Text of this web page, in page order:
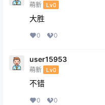
萌新 Lv0
大胜
0 0
user15953
萌新 Lv0
不错
0 0